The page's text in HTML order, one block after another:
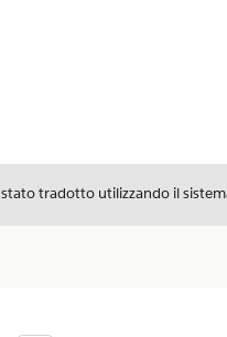
tradotto utilizzando il